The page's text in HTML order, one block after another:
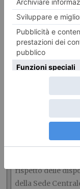
punto di vista
in atto.
Tutti i Capi Gita
corretta
attività collettive
esauriscono per
peraltro variabile.
Le gite in
la situazione
prevista per lo
(ad es. “zona
rispetto delle
della Sede